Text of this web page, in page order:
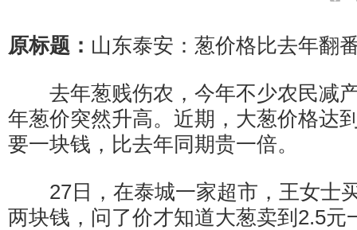
原标题： 山东泰安：葱价格比去年翻
去年葱贱伤农，今年不少农民减
年葱价突然升高。近期，大葱价格达
要一块钱，比去年同期贵一倍。
27日，在泰城一家超市，王女士
两块钱，问了价才知道大葱卖到2.5元